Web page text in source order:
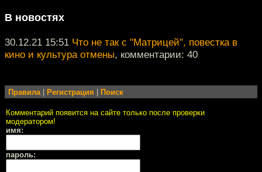
В новостях
30.12.21 15:51 Что не так с "Матрицей", повестка в
кино и культура отмены, комментарии: 40
Правила| Регистрация Поиск
Комментарий появится на сайте только после проверки
модератором!
имя:
пароль: